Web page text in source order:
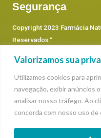
Valorizamos sua
Utilizamos cookies para
navegação, exibir anúncios
analisar nosso tráfego. Ao
concorda com nosso uso de
Segurança
Copyright 2023 Farmácia
Reservados.“
Preços e condições de
somente são válidos para as
exibição. *Condições de
depósitos, transferências e
produtos prevalecerá os